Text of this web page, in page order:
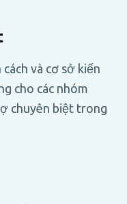
và cơ sở kiến
cho các nhóm
chuyên biệt trong